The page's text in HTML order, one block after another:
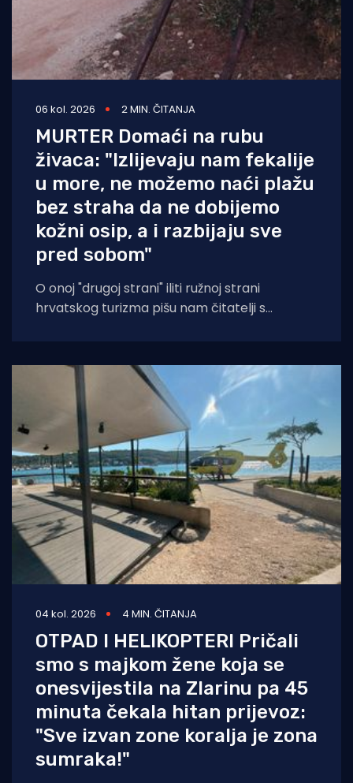
06 kol. 2026 2 MIN. ČITANJA
MURTER Domaći na rubu
živaca: "Izlijevaju nam fekalije
u more, ne možemo naći plažu
bez straha da ne dobijemo
kožni osip, a i razbijaju sve
pred sobom"
O onoj "drugoj strani" iliti ružnoj strani
hrvatskog turizma pišu nam čitatelji s
04 kol. 2026 4 MIN. ČITANJA
OTPAD I HELIKOPTERI Pričali
smo s majkom žene koja se
onesvijestila na Zlarinu pa 45
minuta čekala hitan prijevoz:
"Sve izvan zone koralja je zona
sumraka!"